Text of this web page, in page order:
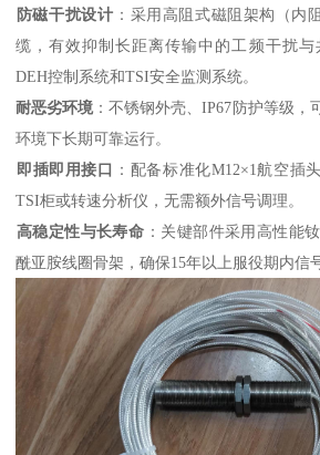
防磁干扰设计 ：采用高阻式磁阻架构（内
缆，有效抑制长距离传输中的工频干扰
DEH控制系统和TSI安全监测系统。
耐恶劣环境 ：不锈钢外壳、IP67防护等级，
环境下长期可靠运行。
即插即用接口 ：配备标准化M12×1航空插
TSI柜或转速分析仪，无需额外信号调理。
高稳定性与长寿命 ：关键部件采用高性能
酰亚胺线圈骨架，确保15年以上服役期内信